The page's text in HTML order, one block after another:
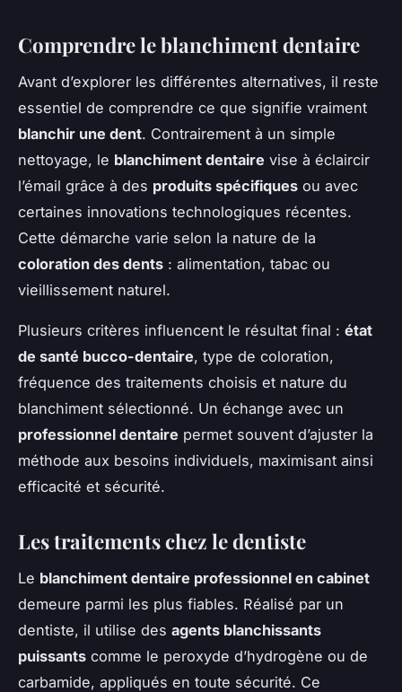
Comprendre le blanchiment dentaire
Avant d’explorer les différentes alternatives, il reste
essentiel de comprendre ce que signifie vraiment
blanchir une dent. Contrairement à un simple
nettoyage, le blanchiment dentaire vise à éclaircir
l’émail grâce à des produits spécifiques ou avec
certaines innovations technologiques récentes.
Cette démarche varie selon la nature de la
coloration des dents : alimentation, tabac ou
vieillissement naturel.
Plusieurs critères influencent le résultat final : état
de santé bucco-dentaire, type de coloration,
fréquence des traitements choisis et nature du
blanchiment sélectionné. Un échange avec un
professionnel dentaire permet souvent d’ajuster la
méthode aux besoins individuels, maximisant ainsi
efficacité et sécurité.
Les traitements chez le dentiste
Le blanchiment dentaire professionnel en cabinet
demeure parmi les plus fiables. Réalisé par un
dentiste, il utilise des agents blanchissants
puissants comme le peroxyde d’hydrogène ou de
carbamide, appliqués en toute sécurité. Ce